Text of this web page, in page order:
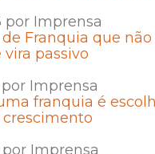
por Imprensa
Franquia que não
passivo
Imprensa
franquia é
Imprensa